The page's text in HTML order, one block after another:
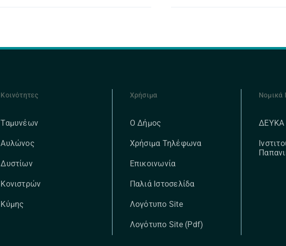
Κοινότητες
Ταμυνέων
Αυλώνος
Δυστίων
Κονιστρών
Κύμης
Χρήσιμα
Ο Δήμος
Χρήσιμα Τηλέφωνα
Επικοινωνία
Παλιά Ιστοσελίδα
Λογότυπο Site
Λογότυπο Site (pdf)
Νομικά
ΔΕΥΚΑ